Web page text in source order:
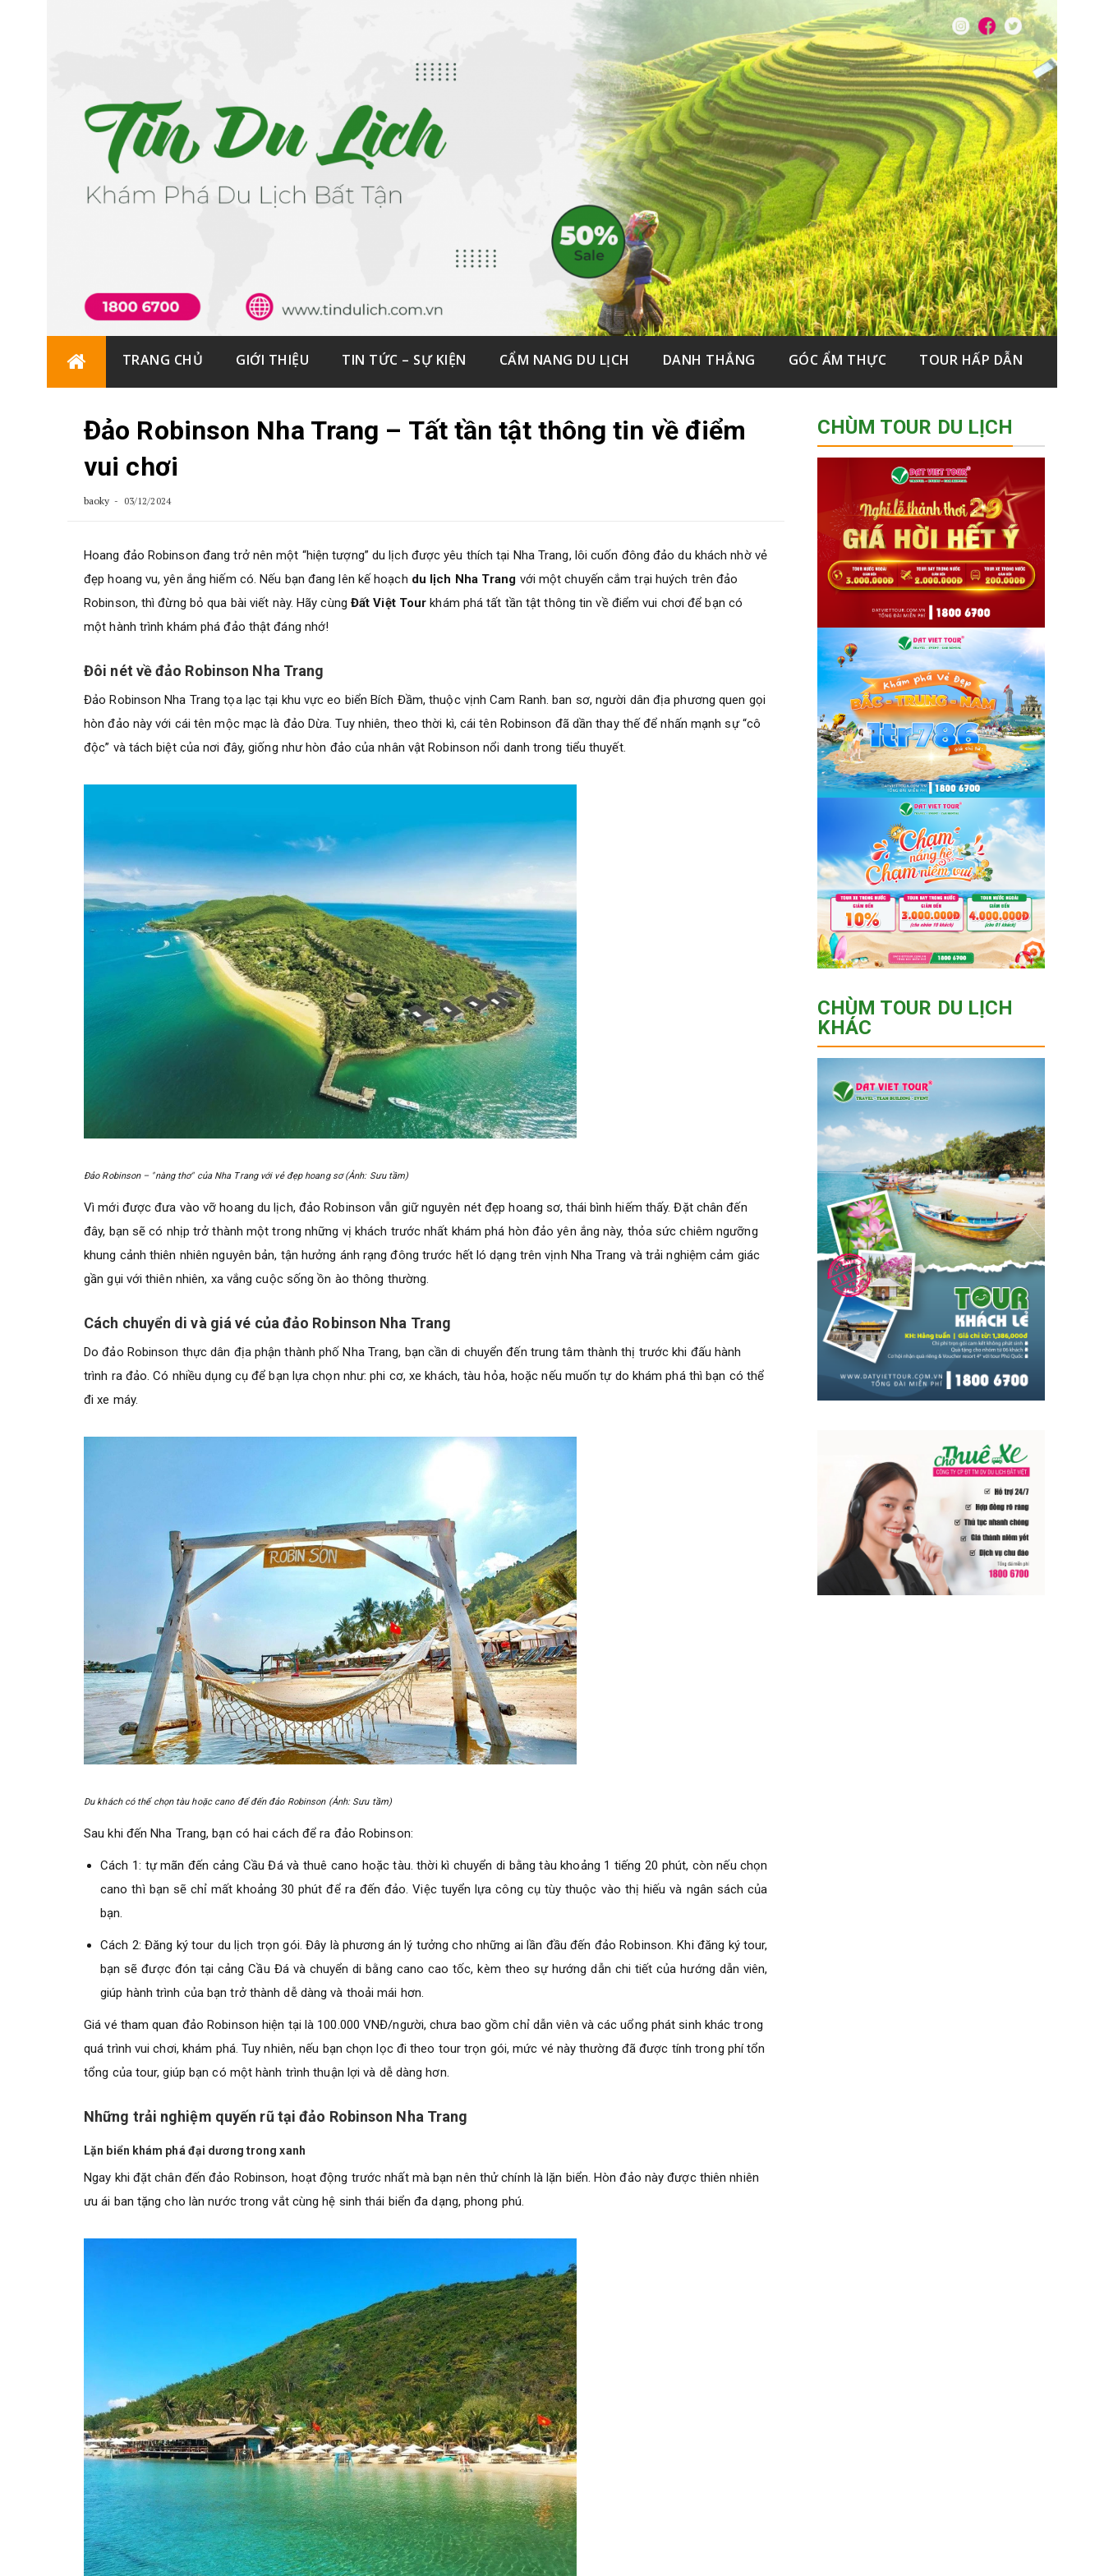
TRANG CHỦ GIỚI THIỆU TIN TỨC – SỰ KIỆN CẨM NANG DU LỊCH DANH THẮNG GÓC ẨM THỰC TOUR HẤP DẪN
Đảo Robinson Nha Trang – Tất tần tật thông tin về điểm
vui chơi
baoky 03/12/2024
Hoang đảo Robinson đang trở nên một “hiện tượng” du lịch được yêu thích tại Nha Trang, lôi cuốn đông đảo du khách nhờ vẻ
đẹp hoang vu, yên ắng hiếm có. Nếu bạn đang lên kế hoạch du lịch Nha Trang với một chuyến cắm trại huých trên đảo
Robinson, thì đừng bỏ qua bài viết này. Hãy cùng Đất Việt Tour khám phá tất tần tật thông tin về điểm vui chơi để bạn có
một hành trình khám phá đảo thật đáng nhớ!
Đôi nét về đảo Robinson Nha Trang
Đảo Robinson Nha Trang tọa lạc tại khu vực eo biển Bích Đầm, thuộc vịnh Cam Ranh. ban sơ, người dân địa phương quen gọi
hòn đảo này với cái tên mộc mạc là đảo Dừa. Tuy nhiên, theo thời kì, cái tên Robinson đã dần thay thế để nhấn mạnh sự “cô
độc” và tách biệt của nơi đây, giống như hòn đảo của nhân vật Robinson nổi danh trong tiểu thuyết.
Đảo Robinson – "nàng thơ" của Nha Trang với vẻ đẹp hoang sơ (Ảnh: Sưu tầm)
Vì mới được đưa vào vỡ hoang du lịch, đảo Robinson vẫn giữ nguyên nét đẹp hoang sơ, thái bình hiếm thấy. Đặt chân đến
đây, bạn sẽ có nhịp trở thành một trong những vị khách trước nhất khám phá hòn đảo yên ắng này, thỏa sức chiêm ngưỡng
khung cảnh thiên nhiên nguyên bản, tận hưởng ánh rạng đông trước hết ló dạng trên vịnh Nha Trang và trải nghiệm cảm giác
gần gụi với thiên nhiên, xa vắng cuộc sống ồn ào thông thường.
Cách chuyển di và giá vé của đảo Robinson Nha Trang
Do đảo Robinson thực dân địa phận thành phố Nha Trang, bạn cần di chuyển đến trung tâm thành thị trước khi đấu hành
trình ra đảo. Có nhiều dụng cụ để bạn lựa chọn như: phi cơ, xe khách, tàu hỏa, hoặc nếu muốn tự do khám phá thì bạn có thể
đi xe máy.
Du khách có thể chọn tàu hoặc cano để đến đảo Robinson (Ảnh: Sưu tầm)
Sau khi đến Nha Trang, bạn có hai cách để ra đảo Robinson:
Cách 1: tự mãn đến cảng Cầu Đá và thuê cano hoặc tàu. thời kì chuyển di bằng tàu khoảng 1 tiếng 20 phút, còn nếu chọn
cano thì bạn sẽ chỉ mất khoảng 30 phút để ra đến đảo. Việc tuyển lựa công cụ tùy thuộc vào thị hiếu và ngân sách của
bạn.
Cách 2: Đăng ký tour du lịch trọn gói. Đây là phương án lý tưởng cho những ai lần đầu đến đảo Robinson. Khi đăng ký tour,
bạn sẽ được đón tại cảng Cầu Đá và chuyển di bằng cano cao tốc, kèm theo sự hướng dẫn chi tiết của hướng dẫn viên,
giúp hành trình của bạn trở thành dễ dàng và thoải mái hơn.
Giá vé tham quan đảo Robinson hiện tại là 100.000 VNĐ/người, chưa bao gồm chỉ dẫn viên và các uổng phát sinh khác trong
quá trình vui chơi, khám phá. Tuy nhiên, nếu bạn chọn lọc đi theo tour trọn gói, mức vé này thường đã được tính trong phí tổn
tổng của tour, giúp bạn có một hành trình thuận lợi và dễ dàng hơn.
Những trải nghiệm quyến rũ tại đảo Robinson Nha Trang
Lặn biển khám phá đại dương trong xanh
Ngay khi đặt chân đến đảo Robinson, hoạt động trước nhất mà bạn nên thử chính là lặn biển. Hòn đảo này được thiên nhiên
ưu ái ban tặng cho làn nước trong vắt cùng hệ sinh thái biển đa dạng, phong phú.
CHÙM TOUR DU LỊCH
CHÙM TOUR DU LỊCH
KHÁC